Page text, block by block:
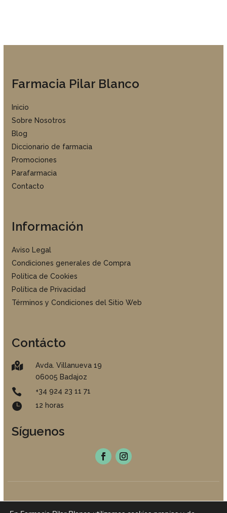
Farmacia Pilar Blanco
Inicio
Sobre Nosotros
Blog
Diccionario de farmacia
Promociones
Parafarmacia
Contacto
Información
Aviso Legal
Condiciones generales de Compra
Política de Cookies
Política de Privacidad
Términos y Condiciones del Sitio Web
Contácto

Avda. Villanueva 19
06005 Badajoz
 +34 924 23 11 71
 12 horas
Síguenos